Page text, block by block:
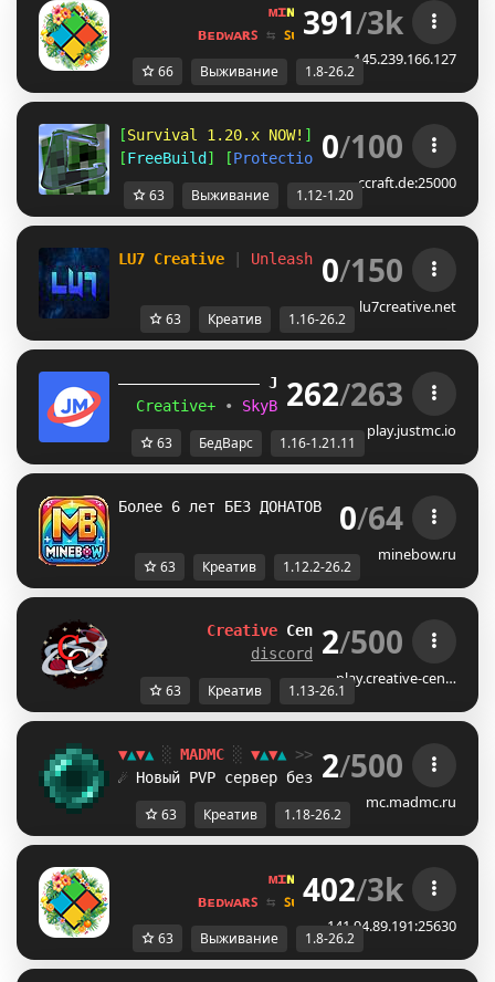
ᴍɪɴᴇ ʟᴀɴᴅ ɴᴇᴛᴡᴏʀᴋ ☀
ʙᴇᴅᴡᴀʀꜱ ⇆ ꜱᴜʀᴠɪᴠᴀʟ ꜱᴍᴘ ⇆ ꜱᴋʏʙʟᴏᴄᴋ
391/3k
145.239.166.127
66 Выживание 1.8-26.2
[Survival 1.20.x NOW! ] [Amplified 1.12
[FreeBuild ] [Protections] [ CreativePlots
0/100
ccraft.de:25000
63 Выживание 1.12-1.20
LU7 Creative Unleash Your Imagination!
0/150
lu7creative.net
63 Креатив 1.16-26.2
JUST MC (1.16 – 1.21.11)
Creative+
• SkyBlockTech • LuckyWars
262/263
play.justmc.io
63 БедВарс 1.16-1.21.11
Более 6 лет БЕЗ ДОНАТОВ И КРЕАТИВА
0/64
minebow.ru
63 Креатив 1.12.2-26.2
Creative Central | [1.13-26.1]
discord.gg/eu2yRxu8Ps
2/500
play.creative-cen…
63 Креатив 1.13-26.1
▼▲▼▲ ░ MADMC ░ ▼▲▼▲ >> Версия: 1.18 -
☄ Новый PVP сервер без креатива!
ЗАХОДИ
2/500
mc.madmc.ru
63 Креатив 1.18-26.2
ᴍɪɴᴇ ʟᴀ ɴᴅ ɴᴇᴛᴡᴏʀᴋ ☀
ʙᴇᴅᴡᴀʀꜱ ⇆ ꜱᴜʀᴠɪᴠᴀʟ ꜱᴍᴘ ⇆ ꜱᴋʏʙʟᴏᴄᴋ
402/3k
141.94.89.191:25630
63 Выживание 1.8-26.2